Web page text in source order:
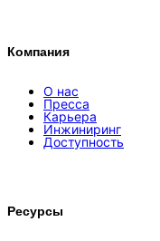
Компания
О нас
Пресса
Карьера
Инжиниринг
Доступность
Ресурсы